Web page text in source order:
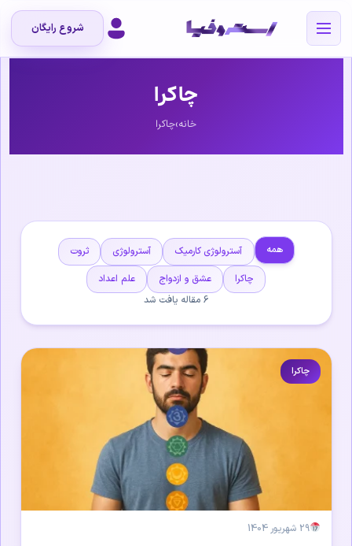
شروع رایگان
چاکرا
خانه›چاکرا
همه آسترولوژی کارمیک آسترولوژی
ثروت
چاکرا
عشق و ازدواج
علم اعداد
6 مقاله یافت شد
چاکرا
29 شهریور 1404